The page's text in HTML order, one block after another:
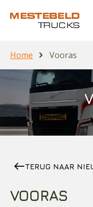
Home Vooras
westTERUG NAAR
VOORAS